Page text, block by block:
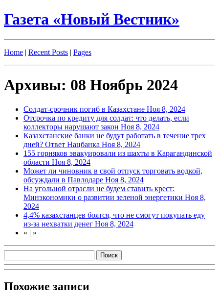
Газета «Новый Вестник»
Home | Recent Posts | Pages
Архивы: 08 Ноябрь 2024
Солдат-срочник погиб в Казахстане Ноя 8, 2024
Отсрочка по кредиту для солдат: что делать, если
коллекторы нарушают закон Ноя 8, 2024
Казахстанские банки не будут работать в течение трех
дней? Ответ Нацбанка Ноя 8, 2024
155 горняков эвакуировали из шахты в Карагандинской
области Ноя 8, 2024
Может ли чиновник в свой отпуск торговать водкой,
обсуждали в Павлодаре Ноя 8, 2024
На угольной отрасли не будем ставить крест:
Минэкономики о развитии зеленой энергетики Ноя 8,
2024
4,4% казахстанцев боятся, что не смогут покупать еду
из-за нехватки денег Ноя 8, 2024
« | »
Похожие записи